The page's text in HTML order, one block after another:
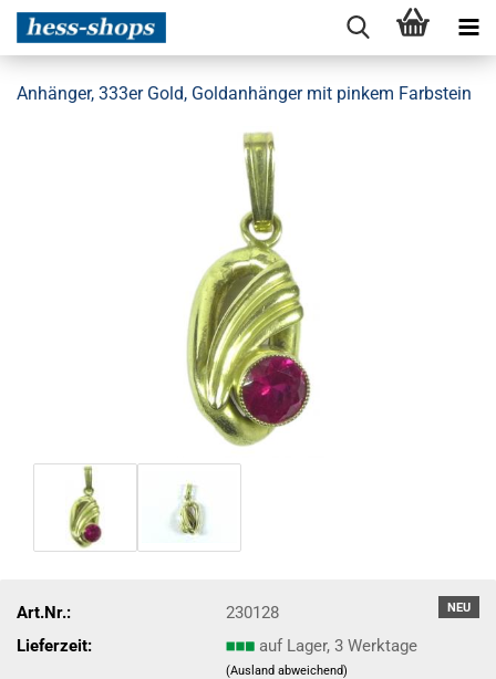
Anhänger, 333er Gold, Goldanhänger mit pinkem Farbstein
NEU
Art.Nr.:
230128
Lieferzeit:
auf Lager, 3 Werktage
(Ausland abweichend)